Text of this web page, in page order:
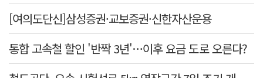
[여의도단신]삼성증권·교보증권·신한자산운용
통합 고속철 할인 '반짝 3년'…이후 요금 도로 오른다?